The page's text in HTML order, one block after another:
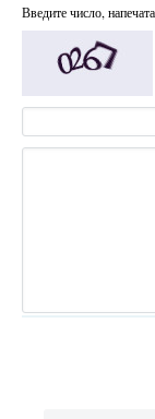
Введите число,